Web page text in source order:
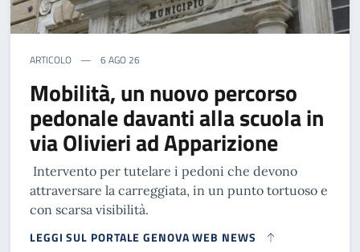
ARTICOLO 6 AGO 26
Mobilità, un nuovo percorso
pedonale davanti alla scuola in
via Olivieri ad Apparizione
Intervento per tutelare i pedoni che devono
attraversare la carreggiata, in un punto tortuoso e
con scarsa visibilità.
LEGGI SUL PORTALE GENOVA WEB NEWS